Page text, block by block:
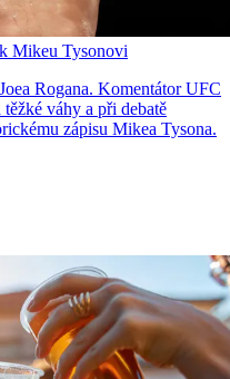
Mikeu Tysonovi
Rogana. Komentátor UFC
váhy a při debatě
zápisu Mikea Tysona.